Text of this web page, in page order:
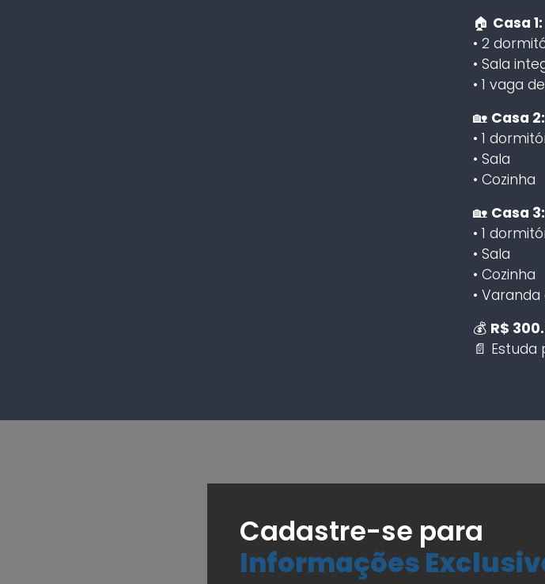
🏠 Casa 1:
• 2
• Sala
• 1 vaga
🏡 Casa 2:
• 1
• Sala
• Cozinha
🏡 Casa 3:
• 1
• Sala
• Cozinha
•
💰 R$
📄
Cadastre-se para
Informações